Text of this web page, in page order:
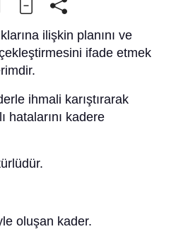
ilişkin planını ve
ifade etmek
ihmali karıştırarak
hatalarını kadere
oluşan kader.